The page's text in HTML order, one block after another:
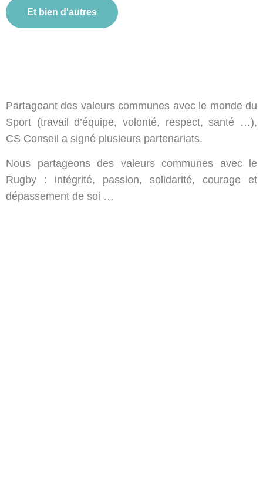
Et bien d'autres
Partageant des valeurs communes avec le monde du
Sport (travail d’équipe, volonté, respect, santé …),
CS Conseil a signé plusieurs partenariats.
Nous partageons des valeurs communes avec le
Rugby : intégrité, passion, solidarité, courage et
dépassement de soi …